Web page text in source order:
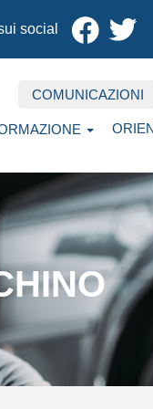
social
COMUNICAZIONI